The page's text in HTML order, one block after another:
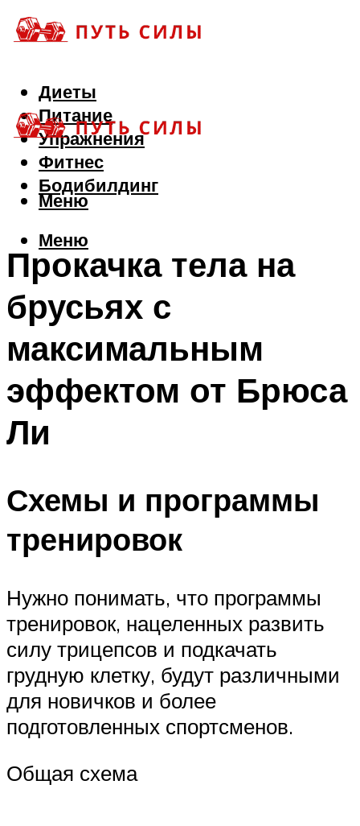
Диеты
Питание
Упражнения
Фитнес
Бодибилдинг
Меню
Меню
Прокачка тела на
брусьях с
максимальным
эффектом от Брюса
Ли
Схемы и программы
тренировок
Нужно понимать, что программы
тренировок, нацеленных развить
силу трицепсов и подкачать
грудную клетку, будут различными
для новичков и более
подготовленных спортсменов.
Общая схема